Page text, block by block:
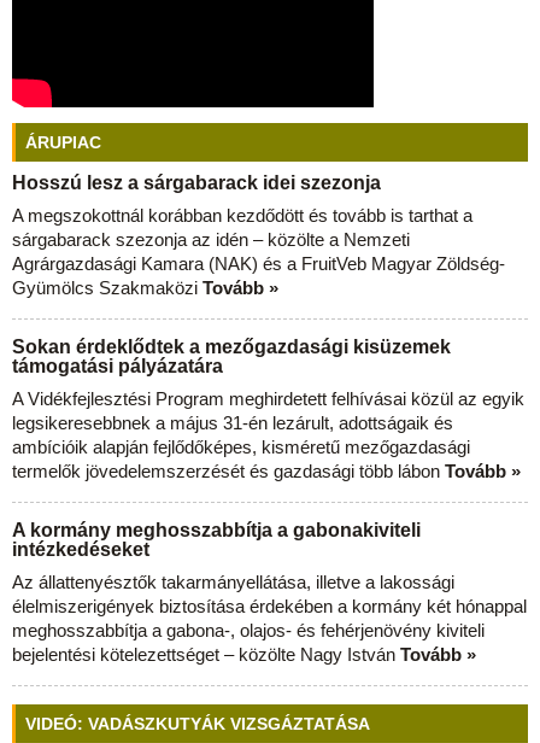
ÁRUPIAC
Hosszú lesz a sárgabarack idei szezonja
A megszokottnál korábban kezdődött és tovább is tarthat a
sárgabarack szezonja az idén – közölte a Nemzeti
Agrárgazdasági Kamara (NAK) és a FruitVeb Magyar Zöldség-
Gyümölcs Szakmaközi Tovább »
Sokan érdeklődtek a mezőgazdasági kisüzemek
támogatási pályázatára
A Vidékfejlesztési Program meghirdetett felhívásai közül az egyik
legsikeresebbnek a május 31-én lezárult, adottságaik és
ambícióik alapján fejlődőképes, kisméretű mezőgazdasági
termelők jövedelemszerzését és gazdasági több lábon Tovább »
A kormány meghosszabbítja a gabonakiviteli
intézkedéseket
Az állattenyésztők takarmányellátása, illetve a lakossági
élelmiszerigények biztosítása érdekében a kormány két hónappal
meghosszabbítja a gabona-, olajos- és fehérjenövény kiviteli
bejelentési kötelezettséget – közölte Nagy István Tovább »
VIDEÓ: VADÁSZKUTYÁK VIZSGÁZTATÁSA